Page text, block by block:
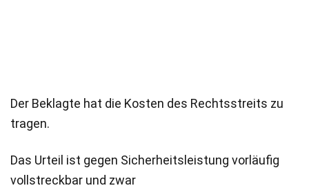
Der Beklagte hat die Kosten des Rechtsstreits zu
tragen.
Das Urteil ist gegen Sicherheitsleistung vorläufig
vollstreckbar und zwar